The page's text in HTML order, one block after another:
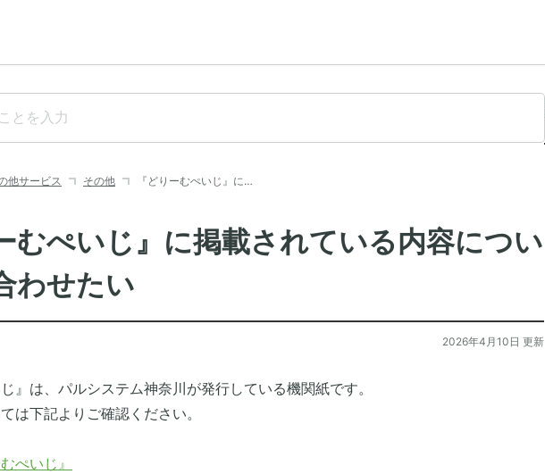
他サービス その他 『どりーむぺいじ』に…
むぺいじ』に掲載されている内容につい
わせたい
2026年4月10日 更新
じ』は、パルシステム神奈川が発行している機関紙です。
は下記よりご確認ください。
ぺいじ』